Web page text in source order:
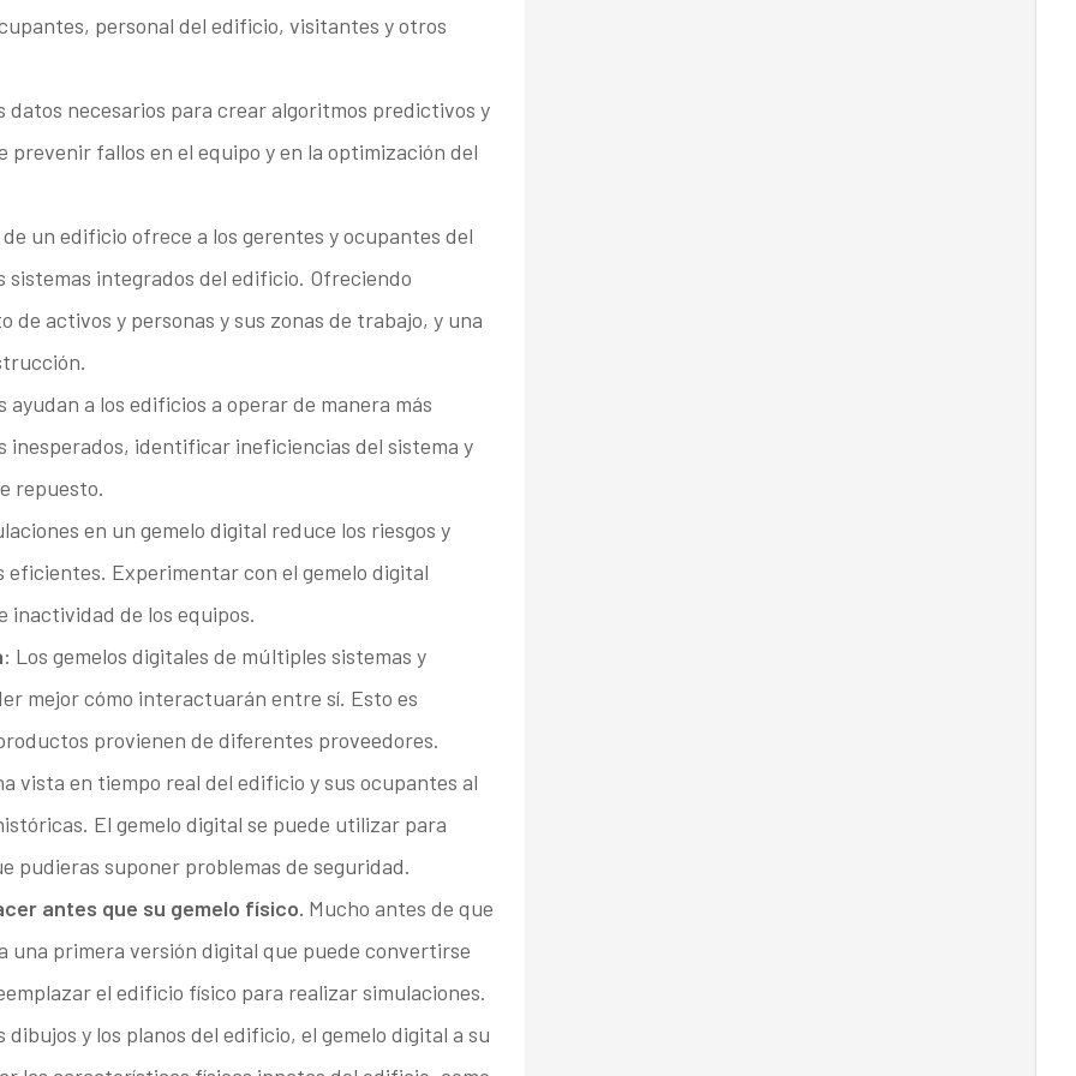
personal del edificio, visitantes y otros
necesarios para crear algoritmos predictivos y
fallos en el equipo y en la optimización del
un edificio ofrece a los gerentes y ocupantes del
integrados del edificio. Ofreciendo
de activos y personas y sus zonas de trabajo, y una
ayudan a los edificios a operar de manera más
identificar ineficiencias del sistema y
repuesto.
en un gemelo digital reduce los riesgos y
eficientes. Experimentar con el gemelo digital
inactividad de los equipos.
: Los gemelos digitales de múltiples sistemas y
mejor cómo interactuarán entre sí. Esto es
provienen de diferentes proveedores.
vista en tiempo real del edificio y sus ocupantes al
El gemelo digital se puede utilizar para
pudieras suponer problemas de seguridad.
antes que su gemelo físico. Mucho antes de que
primera versión digital que puede convertirse
el edificio físico para realizar simulaciones.
y los planos del edificio, el gemelo digital a su